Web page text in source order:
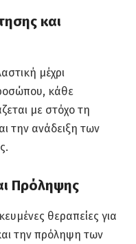
και
μέχρι
κάθε
με στόχο τη
την ανάδειξη των
Πρόληψης
θεραπείες για
την πρόληψη των